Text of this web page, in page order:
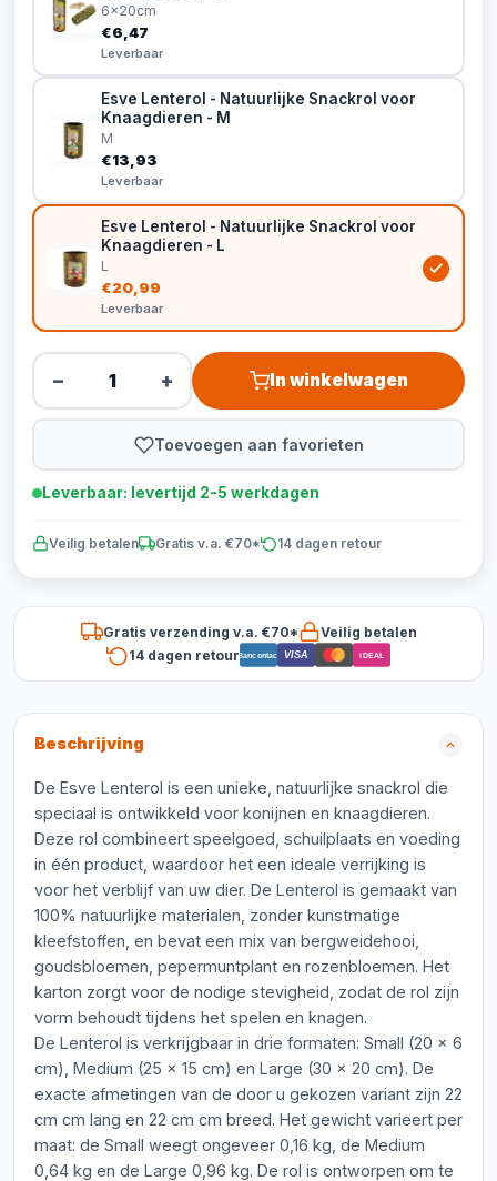
6x20cm
€6,47
Leverbaar
Esve Lenterol - Natuurlijke Snackrol voor
Knaagdieren - M
M
€13,93
Leverbaar
Esve Lenterol - Natuurlijke Snackrol voor
Knaagdieren - L
L
€20,99
Leverbaar
− + In winkelwagen
Toevoegen aan favorieten
Leverbaar: levertijd 2-5 werkdagen
Veilig betalen Gratis v.a. €70* 14 dagen retour
Gratis verzending v.a. €70*
Veilig betalen
14 dagen retourBancontact VISA iDEAL
Beschrijving
De Esve Lenterol is een unieke, natuurlijke snackrol die
speciaal is ontwikkeld voor konijnen en knaagdieren.
Deze rol combineert speelgoed, schuilplaats en voeding
in één product, waardoor het een ideale verrijking is
voor het verblijf van uw dier. De Lenterol is gemaakt van
100% natuurlijke materialen, zonder kunstmatige
kleefstoffen, en bevat een mix van bergweidehooi,
goudsbloemen, pepermuntplant en rozenbloemen. Het
karton zorgt voor de nodige stevigheid, zodat de rol zijn
vorm behoudt tijdens het spelen en knagen.
De Lenterol is verkrijgbaar in drie formaten: Small (20 x 6
cm), Medium (25 x 15 cm) en Large (30 x 20 cm). De
exacte afmetingen van de door u gekozen variant zijn 22
cm cm lang en 22 cm cm breed. Het gewicht varieert per
maat: de Small weegt ongeveer 0,16 kg, de Medium
0,64 kg en de Large 0,96 kg. De rol is ontworpen om te